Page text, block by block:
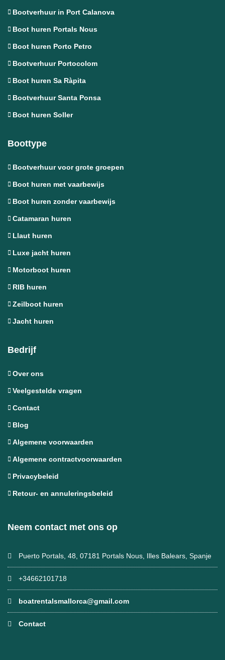
Bootverhuur in Port Calanova
Boot huren Portals Nous
Boot huren Porto Petro
Bootverhuur Portocolom
Boot huren Sa Ràpita
Bootverhuur Santa Ponsa
Boot huren Soller
Boottype
Bootverhuur voor grote groepen
Boot huren met vaarbewijs
Boot huren zonder vaarbewijs
Catamaran huren
Llaut huren
Luxe jacht huren
Motorboot huren
RIB huren
Zeilboot huren
Jacht huren
Bedrijf
Over ons
Veelgestelde vragen
Contact
Blog
Algemene voorwaarden
Algemene contractvoorwaarden
Privacybeleid
Retour- en annuleringsbeleid
Neem contact met ons op
Puerto Portals, 48, 07181 Portals Nous, Illes Balears, Spanje
+34662101718
boatrentalsmallorca@gmail.com
Contact